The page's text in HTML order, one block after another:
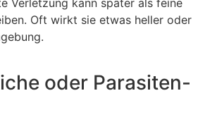
Verletzung kann später als feine
Oft wirkt sie etwas heller oder
oder Parasiten-